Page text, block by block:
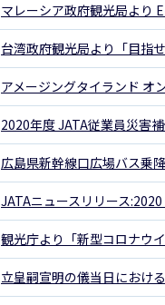
マレーシア政府観光局より
台湾政府観光局より「目指
アメージングタイランド オ
2020年度 JATA従業員災害
広島県新幹線口広場バス乗
JATAニュースリリース
観光庁より「新型コロナウ
立皇嗣宣明の儀当日におけ